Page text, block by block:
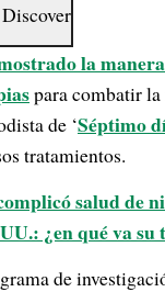
Discover
la
para combatir
de ‘Séptimo
tratamientos.
salud de
¿en qué va
de